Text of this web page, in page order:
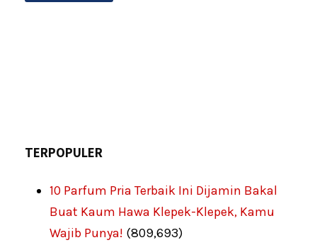
TERPOPULER
10 Parfum Pria Terbaik Ini Dijamin Bakal
Buat Kaum Hawa Klepek-Klepek, Kamu
Wajib Punya! (809,693)